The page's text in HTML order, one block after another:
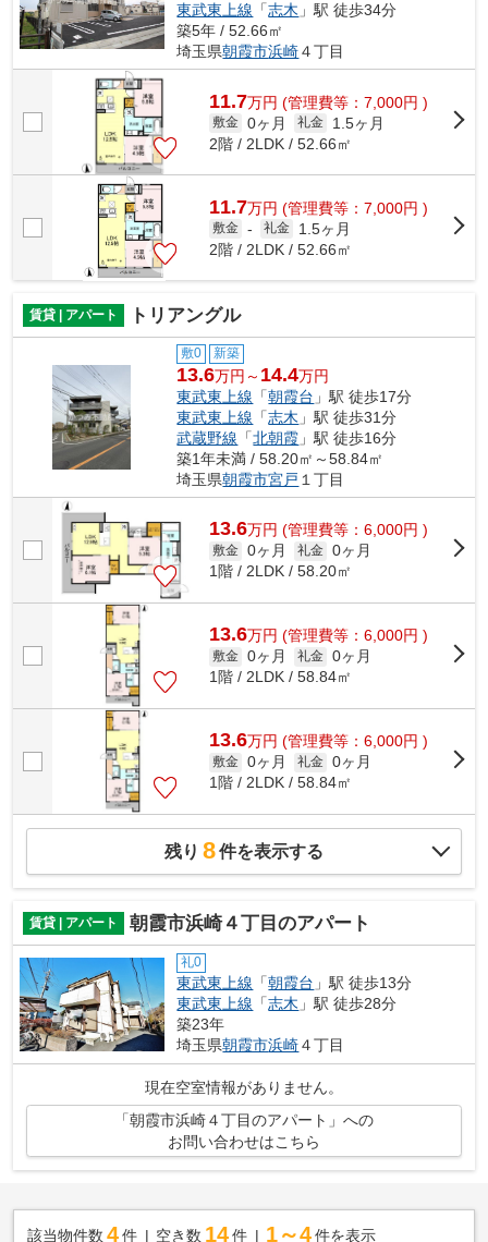
東武東上線 「志木 」駅 徒歩34分
築5年 / 52.66㎡
埼玉県朝霞市浜崎４丁目
11.7万円 (管理費等：7,000円 )
敷金 0ヶ月 礼金
1.5ヶ月
2階 / 2LDK / 52.66㎡
11.7万円 (管理費等：7,000円 )
敷金 - 礼金
1.5ヶ月
2階 / 2LDK / 52.66㎡
賃貸 | アパート トリアングル
敷0 新築
13.6万円～ 14.4万円
東武東上線 「朝霞台 」駅 徒歩17分
東武東上線 「志木 」駅 徒歩31分
武蔵野線 「北朝霞 」駅 徒歩16分
築1年未満 / 58.20㎡～58.84㎡
埼玉県朝霞市宮戸 １丁目
13.6万円 (管理費等：6,000円 )
敷金 0ヶ月 礼金 0ヶ月
1階 / 2LDK / 58.20㎡
13.6万円 (管理費等：6,000円 )
敷金 0ヶ月 礼金 0ヶ月
1階 / 2LDK / 58.84㎡
13.6万円 (管理費等：6,000円 )
敷金 0ヶ月 礼金 0ヶ月
1階 / 2LDK / 58.84㎡
残り 8件を表示する
賃貸 | アパート 朝霞市浜崎４丁目のアパート
礼0
東武東上線 「朝霞台 」駅 徒歩13分
東武東上線 「志木 」駅 徒歩28分
築23年
埼玉県朝霞市浜崎４丁目
現在空室情報がありません。
「朝霞市浜崎４丁目のアパート」への
お問い合わせはこちら
該当物件数 4件 空き数 14 件 1～4 件を表示